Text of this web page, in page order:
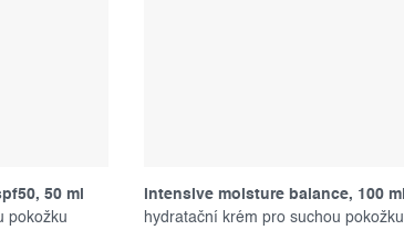
50 ml
pokožku
intensive moisture balance, 100 ml
hydratační krém pro suchou pokožku